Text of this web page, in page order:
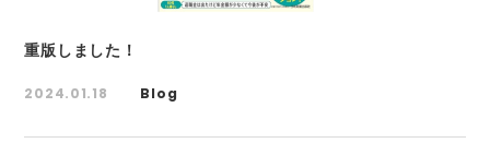
重版しました！
2024.01.18 Blog